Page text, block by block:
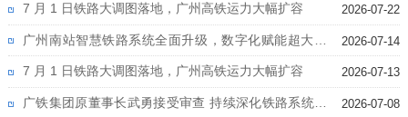
7 月 1 日铁路大调图落地，广州高铁运力大幅扩容 2026-07-22
广州南站智慧铁路系统全面升级，数字化赋能超大客
流运营
2026-07-14
7 月 1 日铁路大调图落地，广州高铁运力大幅扩容 2026-07-13
广铁集团原董事长武勇接受审查 持续深化铁路系统反 2026-07-08